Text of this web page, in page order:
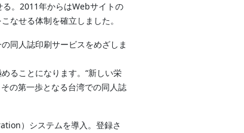
。2011年からはWebサイトの
なせる体制を確立しました。
同人誌印刷サービスをめざしま
ることになります。“新しい栄
の第一歩となる台湾での同人誌
）システムを導入。登録さ